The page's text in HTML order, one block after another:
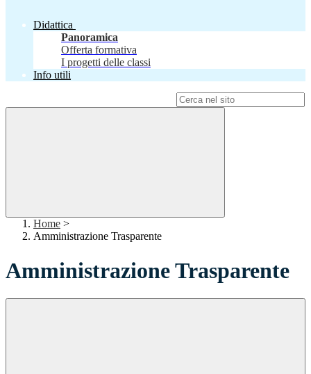
Didattica
Panoramica
Offerta formativa
I progetti delle classi
Info utili
Home >
Amministrazione Trasparente
Amministrazione Trasparente